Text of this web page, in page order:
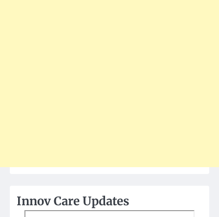
Innov Care Updates